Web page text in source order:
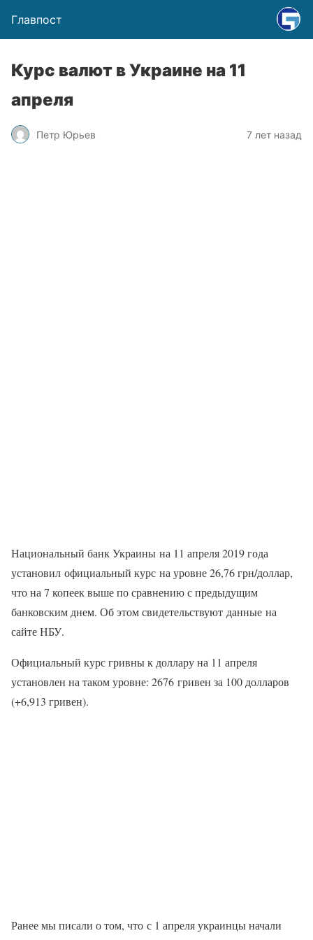
Главпост
Курс валют в Украине на 11
апреля
Петр Юрьев 7 лет назад
Национальный банк Украины на 11 апреля 2019 года
установил официальный курс на уровне 26,76 грн/доллар,
что на 7 копеек выше по сравнению с предыдущим
банковским днем. Об этом свидетельствуют данные на
сайте НБУ.
Официальный курс гривны к доллару на 11 апреля
установлен на таком уровне: 2676 гривен за 100 долларов
(+6,913 гривен).
Ранее мы писали о том, что с 1 апреля украинцы начали